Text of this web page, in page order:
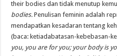
their bodies dan tidak menutup
bodies. Penulisan feminin adalah
mendapatkan kesadaran tentang
(baca: ketiadabatasan-kebebasan-
you, you are for you; your body is